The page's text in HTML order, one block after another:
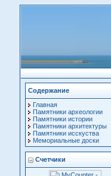
Содержание
Главная
Памятники археологии
Памятники истории
Памятники архитектуры
Памятники исскуства
Мемориальные доски
Счетчики